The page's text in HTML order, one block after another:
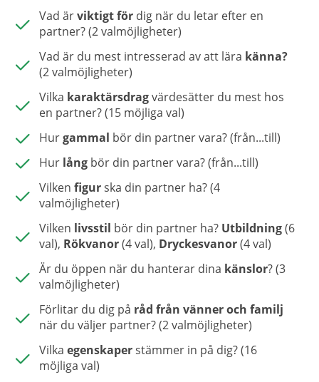
Vad ärviktigt för dig när du letar efter en
partner? (2 valmöjligheter)
Vad är du mest intresserad av att lära känna?
(2 valmöjligheter)
Vilka karaktärsdragvärdesätter du mest hos
en partner? (15 möjliga val)
Hurgammal bör din partner vara? (från...till)
Hur lång bör din partner vara? (från...till)
Vilken figurska din partner ha? (4
valmöjligheter)
Vilken livsstil bör din partner ha? Utbildning(6
val), Rökvanor(4 val), Dryckesvanor(4 val)
Är du öppen när du hanterar dina känslor? (3
valmöjligheter)
Förlitar du dig på råd från vänner och familj
när du väljer partner? (2 valmöjligheter)
Vilka egenskaperstämmer in på dig? (16
möjliga val)